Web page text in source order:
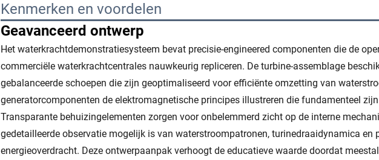
Kenmerken en voordelen
Geavanceerd ontwerp
Het waterkrachtdemonstratiesysteem bevat precisie-engineered componenten die de
commerciële waterkrachtcentrales nauwkeurig repliceren. De turbine-assemblage
gebalanceerde schoepen die zijn geoptimaliseerd voor efficiënte omzetting van
generatorcomponenten de elektromagnetische principes illustreren die fundamenteel
Transparante behuizingelementen zorgen voor onbelemmerd zicht op de interne
gedetailleerde observatie mogelijk is van waterstroompatronen, turinedraaidynamica en
energieoverdracht. Deze ontwerpaanpak verhoogt de educatieve waarde doordat